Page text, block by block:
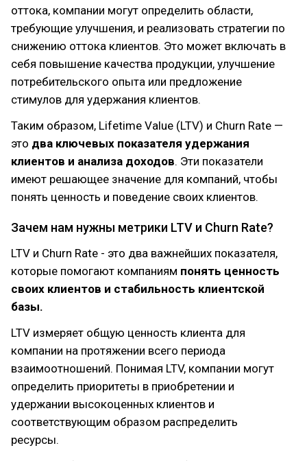
оттока, компании могут определить области,
требующие улучшения, и реализовать стратегии по
снижению оттока клиентов. Это может включать в
себя повышение качества продукции, улучшение
потребительского опыта или предложение
стимулов для удержания клиентов.
Таким образом, Lifetime Value (LTV) и Churn Rate —
это два ключевых показателя удержания
клиентов и анализа доходов. Эти показатели
имеют решающее значение для компаний, чтобы
понять ценность и поведение своих клиентов.
Зачем нам нужны метрики LTV и Churn Rate?
LTV и Churn Rate - это два важнейших показателя,
которые помогают компаниям понять ценность
своих клиентов и стабильность клиентской
базы.
LTV измеряет общую ценность клиента для
компании на протяжении всего периода
взаимоотношений. Понимая LTV, компании могут
определить приоритеты в приобретении и
удержании высокоценных клиентов и
соответствующим образом распределить
ресурсы.